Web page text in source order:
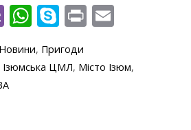
Vi
er
W
at
S
y
Pr
t ai
Новини, Пригоди
Ізюмська ЦМЛ, Місто Ізюм,